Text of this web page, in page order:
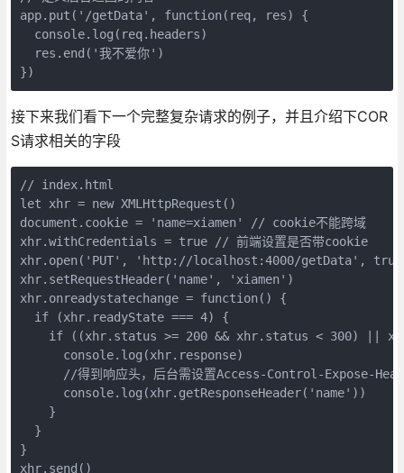
app.put('/getData', function(req, res) {
  console.log(req.headers)
  res.end('我不爱你')
接下来我们看下一个完整复杂请求的例子，并且介绍下COR
S请求相关的字段
// index.html
let xhr = new XMLHttpRequest()
document.cookie = 'name=xiamen' // cookie不能跨域
xhr.withCredentials = true // 前端设置是否带cookie
xhr.open('PUT', 'http://localhost:4000/getData',
xhr.setRequestHeader('name', 'xiamen')
xhr.onreadystatechange = function() {
  if (xhr.readyState === 4) {
if ((xhr.status >= 200 && xhr.status < 300) ||
      console.log(xhr.response)
//得到响应头，后台需设置Access-Control-Expose-
      console.log(xhr.getResponseHeader('name'))
    }
  }
}